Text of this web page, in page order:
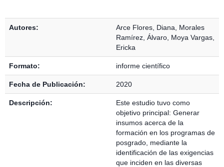
Autores: Arce Flores, Diana
Morales
Ramírez, Álvaro Moya Vargas,
Ericka
Formato: informe científico
Fecha de Publicación: 2020
Descripción:
Este estudio tuvo como
objetivo principal: Generar
insumos acerca de la
formación en los programas de
posgrado, mediante la
identificación de las exigencias
que inciden en las diversas